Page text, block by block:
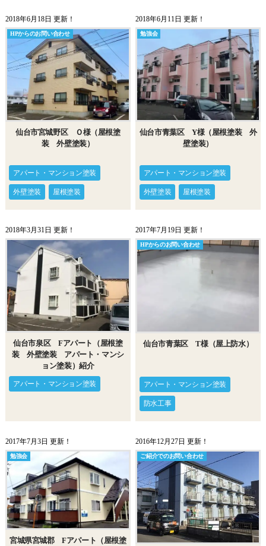
2018年6月18日 更新！
HPからのお問い合わせ
仙台市宮城野区 Ｏ様（屋根塗
装 外壁塗装）
アパート・マンション塗装
外壁塗装 屋根塗装
2018年6月11日 更新！
勉強会
仙台市青葉区 Y様（屋根塗装 外
壁塗装）
アパート・マンション塗装
外壁塗装 屋根塗装
2018年3月31日 更新！
仙台市泉区 Fアパート（屋根塗
装 外壁塗装 アパート・マンシ
ョン塗装）紹介
アパート・マンション塗装
2017年7月19日 更新！
HPからのお問い合わせ
仙台市青葉区 T様（屋上防水）
アパート・マンション塗装
防水工事
2017年7月3日 更新！
勉強会
宮城県宮城郡 Fアパート（屋根塗
2016年12月27日 更新！
ご紹介でのお問い合わせ